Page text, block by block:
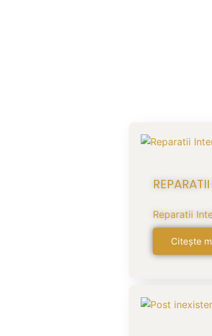
Reparatii
Citește